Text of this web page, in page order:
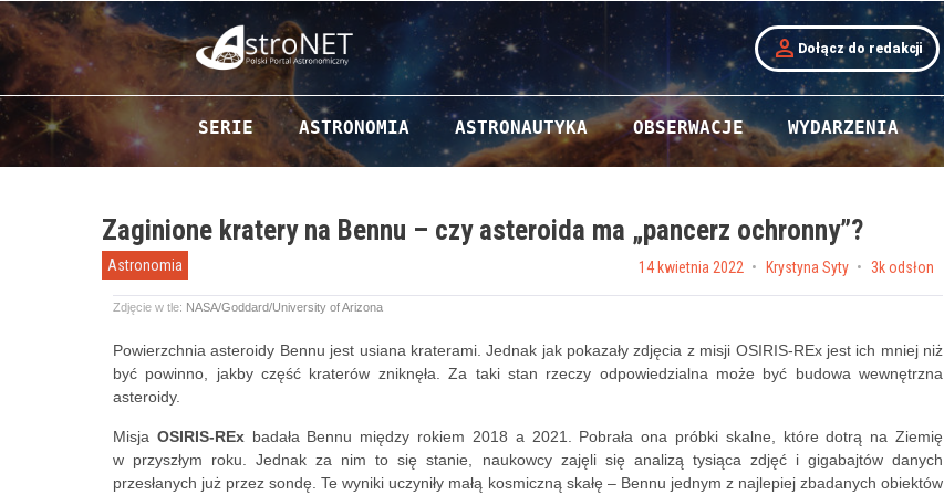
person Dołącz do redakcji
Przejdź do zawartości
SERIE ASTRONOMIA ASTRONAUTYKA OBSERWACJE WYDARZENIA
Zaginione kratery na Bennu – czy asteroida ma „pancerz ochronny”?
Astronomia Posted on
14 kwietnia 2022 by Krystyna Syty 3k odsłon
Zdjęcie w tle: NASA/Goddard/University of Arizona
Powierzchnia asteroidy Bennu jest usiana kraterami. Jednak jak pokazały zdjęcia z misji OSIRIS-REx jest ich mniej niż
być powinno, jakby część kraterów zniknęła. Za taki stan rzeczy odpowiedzialna może być budowa wewnętrzna
asteroidy.
Misja OSIRIS-RExbadała Bennu między rokiem 2018 a 2021. Pobrała ona próbki skalne, które dotrą na Ziemię
w przyszłym roku. Jednak za nim to się stanie, naukowcy zajęli się analizą tysiąca zdjęć i gigabajtów danych
przesłanych już przez sondę. Te wyniki uczyniły małą kosmiczną skałę – Bennu jednym z najlepiej zbadanych obiektów